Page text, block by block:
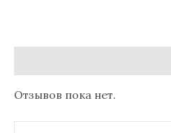
Отзывов пока нет.